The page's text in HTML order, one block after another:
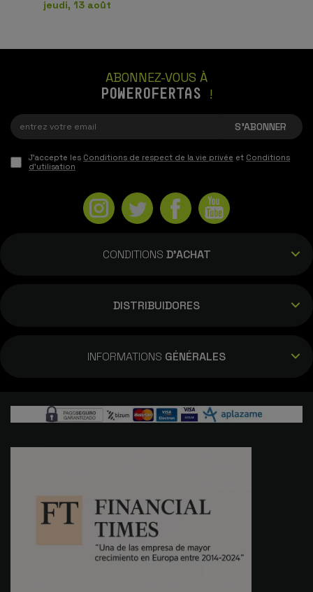
jeudi, 13 août
ABONNEZ-VOUS À
POWEROFERTAS !
J'accepte les Conditions de respect de la vie privée et Conditions
d'utilisation
CONDITIONS D'ACHAT
DISTRIBUIDORES
INFORMATIONS GÉNÉRALES